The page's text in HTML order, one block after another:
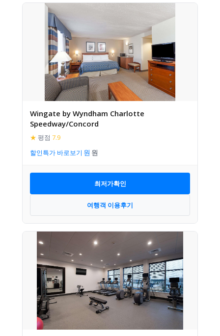
Wingate by Wyndham Charlotte
Speedway/Concord
★ 평점 7.9
할인특가 바로보기
최저가확인
여행객 이용후기